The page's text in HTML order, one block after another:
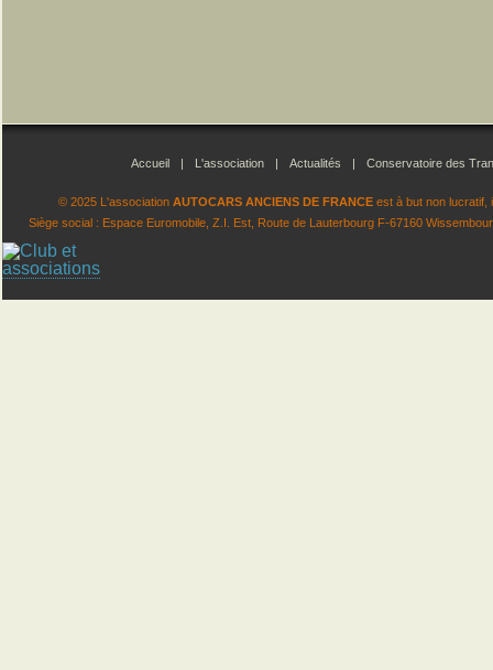
Accueil | L'association | Actualités | Conservatoire des
© 2025 L'association AUTOCARS ANCIENS DE FRANCE est à but non lucratif,
Siège social : Espace Euromobile, Z.I. Est, Route de Lauterbourg F-67160